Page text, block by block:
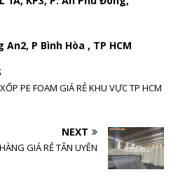
P Bình Hòa , TP HCM
PE FOAM GIÁ RẺ KHU VỰC TP HCM
NEXT
GIÁ RẺ TÂN UYÊN